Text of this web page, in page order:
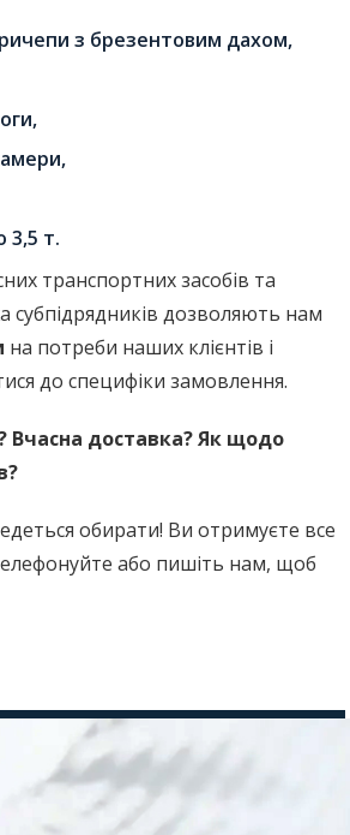
з брезентовим дахом,
3,5 т.
транспортних засобів та
субпідрядників дозволяють нам
на потреби наших клієнтів і
до специфіки замовлення.
Вчасна доставка? Як щодо
обирати! Ви отримуєте все
або пишіть нам, щоб